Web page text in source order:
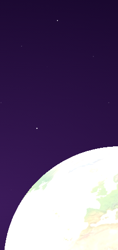
- Conservation Nature